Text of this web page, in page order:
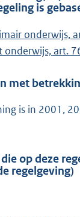
is
onderwijs,
onderwijs, art.
met
is in 2001,
op deze
regelgeving)